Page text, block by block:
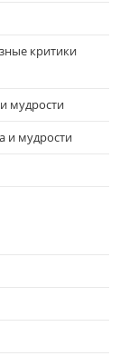
критики
мудрости
и мудрости